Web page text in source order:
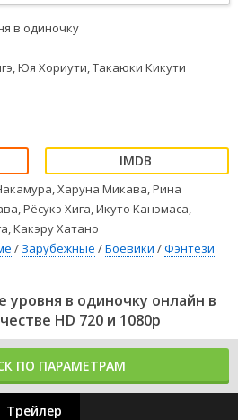
в одиночку
Юя Хориути, Такаюки Кикути
Харуна Микава, Рина
Рёсукэ Хига, Икуто Канэмаса,
Какэру Хатано
/ Зарубежные /Боевики /Фэнтези
в одиночку онлайн в
HD 720 и 1080p
ПО ПАРАМЕТРАМ
Трейлер